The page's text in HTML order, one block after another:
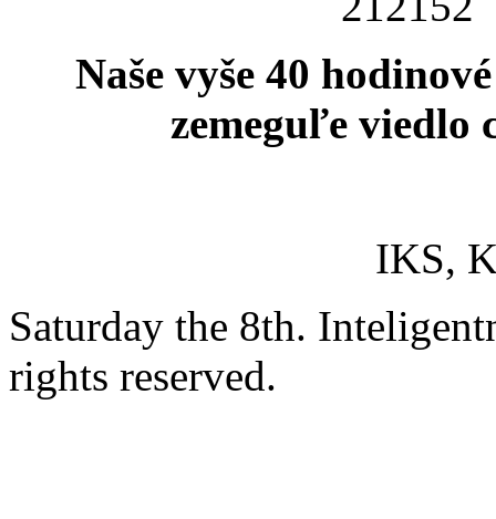
Naše vyše 40
zemeguľe viedlo
IKS,
Saturday the 8th.
rights reserved.